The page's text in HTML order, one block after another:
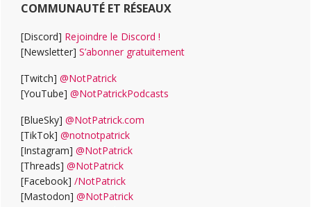
COMMUNAUTÉ ET RÉSEAUX
[Discord] Rejoindre le Discord !
[Newsletter] S’abonner gratuitement
[Twitch] @NotPatrick
[YouTube] @NotPatrickPodcasts
[BlueSky] @NotPatrick.com
[TikTok] @notnotpatrick
[Instagram] @NotPatrick
[Threads] @NotPatrick
[Facebook] /NotPatrick
[Mastodon] @NotPatrick